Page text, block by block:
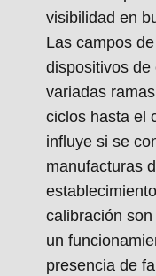
visibilidad en
Las campos
dispositivos de
variadas
ciclos hasta el
influye si se
manufacturas
calibración
un
presencia de